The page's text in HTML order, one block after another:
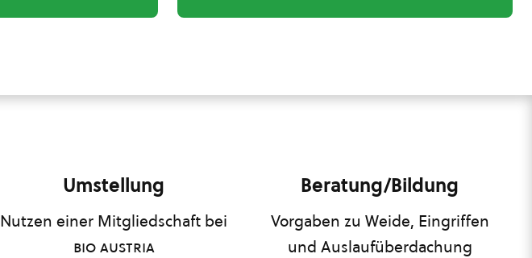
Umstellung
Nutzen einer Mitgliedschaft bei
bio austria
Beratung/Bildung
Vorgaben zu Weide, Eingriffen
und Auslaufüberdachung